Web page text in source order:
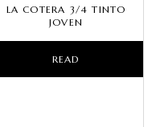
LA COTERA 3/4 TINTO
JOVEN
READ